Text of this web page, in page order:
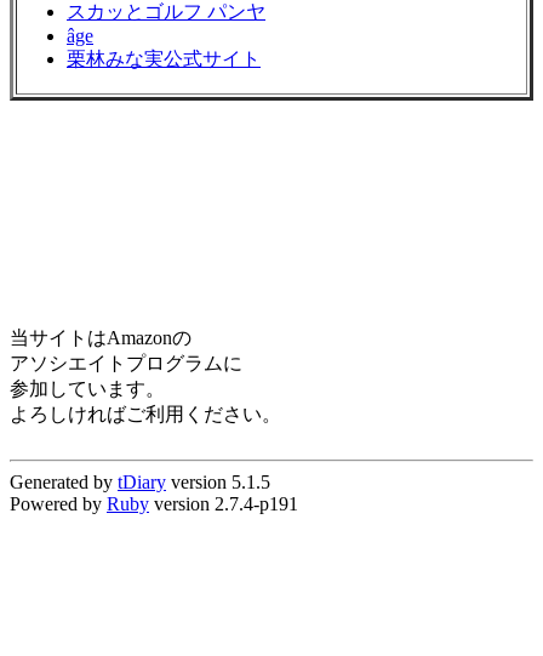
スカッとゴルフ パンヤ
âge
栗林みな実公式サイト
当サイトはAmazonの
アソシエイトプログラムに
参加しています。
よろしければご利用ください。
Generated by tDiary version 5.1.5
Powered by Ruby version 2.7.4-p191